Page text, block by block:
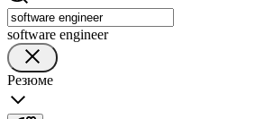
software engineer
Резюме